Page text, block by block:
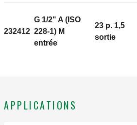
232412
G 1/2" A (ISO
228-1) M
entrée
23 p. 1,5
sortie
APPLICATIONS